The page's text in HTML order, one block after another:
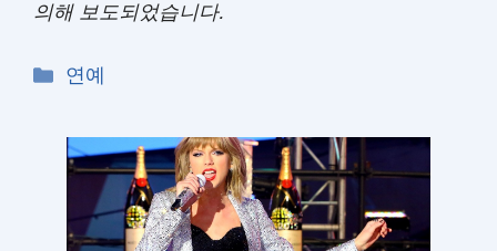
의해 보도되었습니다.
카
고
리
연예